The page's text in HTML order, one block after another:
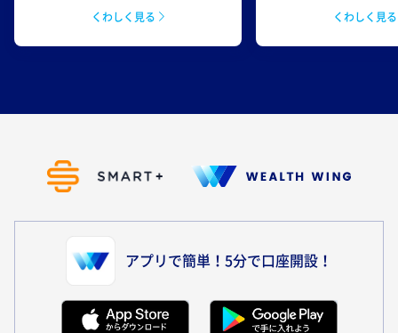
くわしく見る くわしく見
アプリで簡単！5分で口座開設！